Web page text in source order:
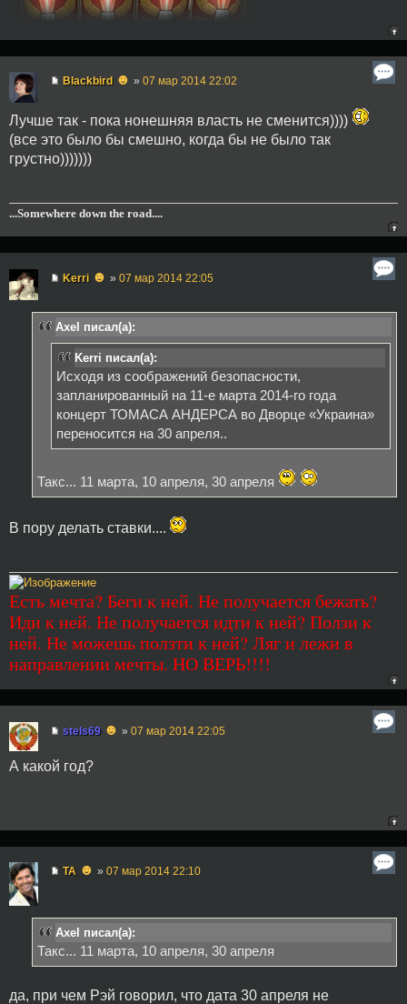
Blackbird ☻ » 07 мар 2014 22:02
Лучше так - пока нонешняя власть не сменится))))
(все это было бы смешно, когда бы не было так
грустно)))))))
...Somewhere down the road....
Kerri ☻ » 07 мар 2014 22:05
Axel писал(а):
Kerri писал(а):
Исходя из соображений безопасности,
запланированный на 11-е марта 2014-го года
концерт ТОМАСА АНДЕРСА во Дворце «Украина»
переносится на 30 апреля..
Такс... 11 марта, 10 апреля, 30 апреля
В пору делать ставки....
Есть мечта? Беги к ней. Не получается бежать?
Иди к ней. Не получается идти к ней? Ползи к
ней. Не можешь ползти к ней? Ляг и лежи в
направлении мечты. НО ВЕРЬ!!!!
stels69 ☻ » 07 мар 2014 22:05
А какой год?
TA ☻ » 07 мар 2014 22:10
Axel писал(а):
Такс... 11 марта, 10 апреля, 30 апреля
да, при чем Рэй говорил, что дата 30 апреля не